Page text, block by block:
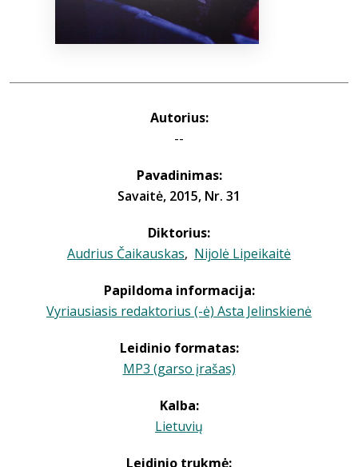
Autorius:
--
Pavadinimas:
Savaitė, 2015, Nr. 31
Diktorius:
Audrius Čaikauskas, Nijolė Lipeikaitė
Papildoma informacija:
Vyriausiasis redaktorius (-ė) Asta Jelinskienė
Leidinio formatas:
MP3 (garso įrašas)
Kalba:
Lietuvių
Leidinio trukmė: